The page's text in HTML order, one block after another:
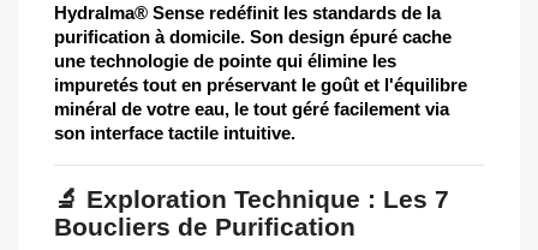
Hydralma® Sense redéfinit les standards de la
purification à domicile. Son design épuré cache
une technologie de pointe qui élimine les
impuretés tout en préservant le goût et l'équilibre
minéral de votre eau, le tout géré facilement via
son interface tactile intuitive.
🔬 Exploration Technique : Les 7
Boucliers de Purification